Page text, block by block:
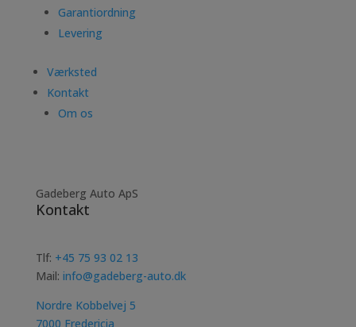
Garantiordning
Levering
Værksted
Kontakt
Om os
Gadeberg Auto ApS
Kontakt
Tlf: +45 75 93 02 13
Mail: info@gadeberg-auto.dk
Nordre Kobbelvej 5
7000 Fredericia